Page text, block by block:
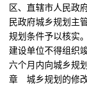
区、直辖市人民
民政府城乡规划主
规划条件予以核实
建设单位不得组
六个月内向城乡规
章 城乡规划的修